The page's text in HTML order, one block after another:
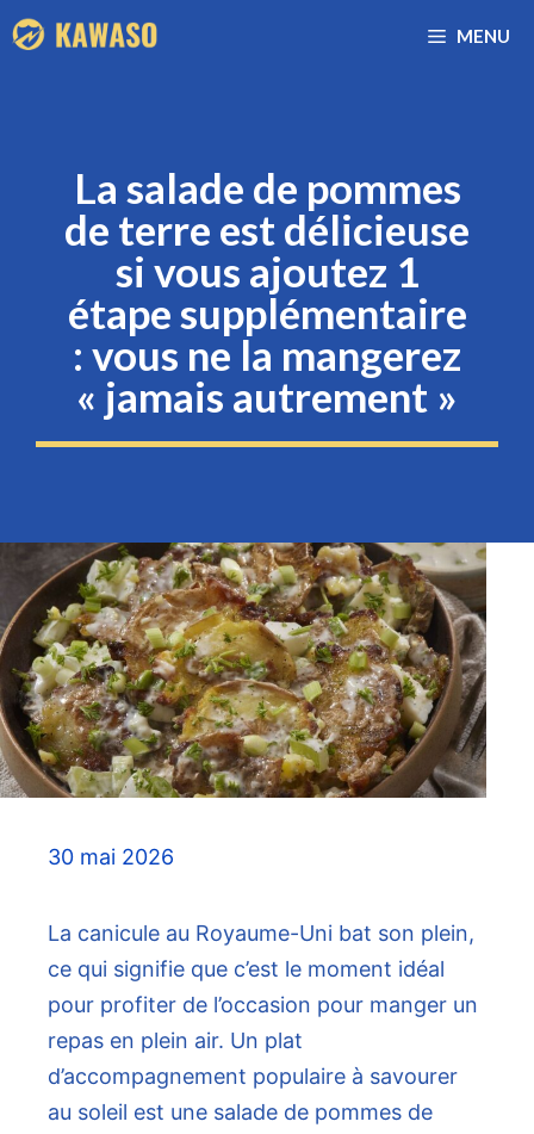
Aller
au
MENU
La salade de pommes
de terre est délicieuse
si vous ajoutez 1
étape supplémentaire
: vous ne la mangerez
« jamais autrement »
30 mai 2026
La canicule au Royaume-Uni bat son plein,
ce qui signifie que c’est le moment idéal
pour profiter de l’occasion pour manger un
repas en plein air. Un plat
d’accompagnement populaire à savourer
au soleil est une salade de pommes de